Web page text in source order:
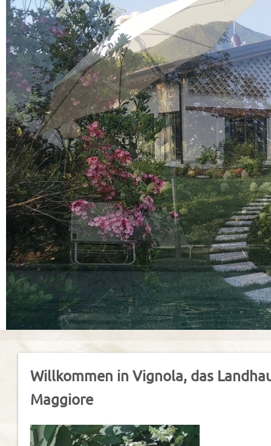
Willkommen in Vignola, das
Maggiore